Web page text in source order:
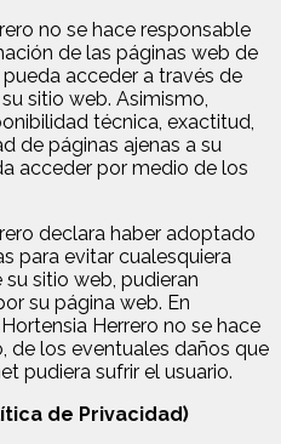
no se hace responsable
de las páginas web de
acceder a través de
sitio web. Asimismo,
técnica, exactitud,
de páginas ajenas a su
acceder por medio de los
declara haber adoptado
para evitar cualesquiera
sitio web, pudieran
su página web. En
Herrero no se hace
de los eventuales daños que
pudiera sufrir el usuario.
de Privacidad)